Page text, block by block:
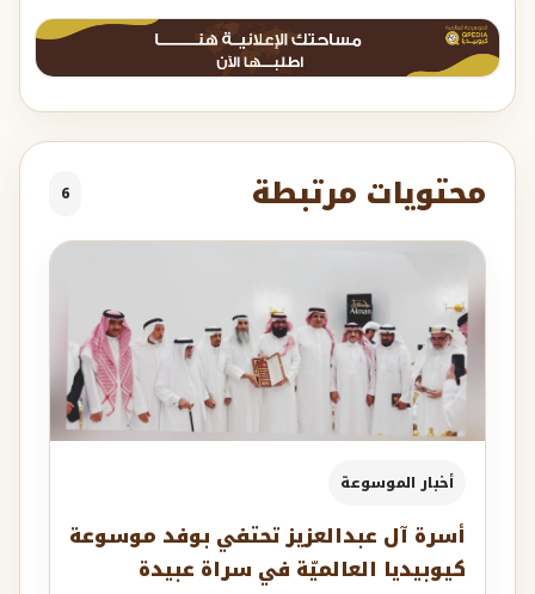
محتويات مرتبطة 6
أخبار الموسوعة
أسرة آل عبدالعزيز تحتفي بوفد موسوعة
كيوبيديا العالميّة في سراة عبيدة